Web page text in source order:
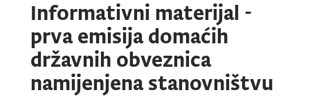
Informativni materijal -
prva emisija domaćih
državnih obveznica
namijenjena stanovništvu